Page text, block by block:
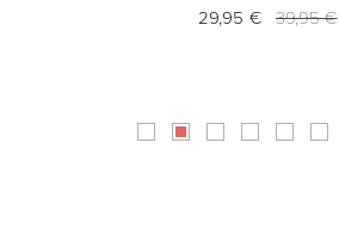
29,95 € 39,95 €